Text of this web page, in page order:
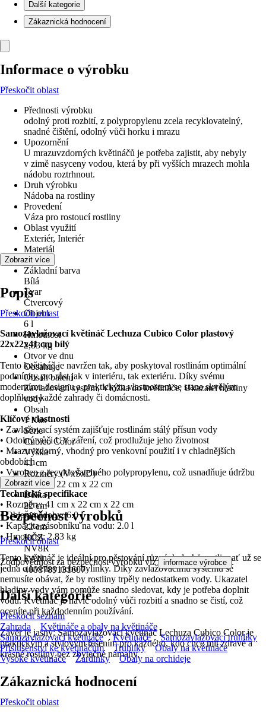
Další kategorie
Zákaznická hodnocení
Informace o výrobku
Přeskočit oblast
Přednosti výrobku
odolný proti rozbití, z polypropylenu zcela recyklovatelný,
snadné čištění, odolný vůči horku i mrazu
Upozornění
U mrazuvzdorných květináčů je potřeba zajistit, aby nebyly
v zimě nasyceny vodou, která by při vyšších mrazech mohla
nádobu roztrhnout.
Druh výrobku
Nádoba na rostliny
Provedení
Váza pro rostoucí rostliny
Oblast využití
Exteriér, Interiér
Materiál
Plast
Základní barva
Bílá
Tvar
Čtvercový
Objem
6 l
Hmotnost
2,83 kg
Otvor ve dnu
Obsahuje
Obsah balení
Zavlažovací systém, Vložka do květináče, Ukazatel hladiny
vody
Obsah
1 Kus
Série
Cubico Color
Výška
41 cm
Rozměry (VxŠxD)
41 cm x 22 cm x 22 cm
Délka
22 cm
Šířka
22 cm
KČZ
NV8R
EAN
4008789131607
Zobrazit více
Popis
Přeskočit oblast
Samozavlažovací květináč Lechuza Cubico Color plastový
22x22x41 cm bílý
Tento květináč je navržen tak, aby poskytoval rostlinám optimální
podmínky pro růst jak v interiéru, tak exteriéru. Díky svému
modernímu designu a praktickým vlastnostem se stane skvělým
doplňkem každé zahrady či domácnosti.
Klíčové vlastnosti
• Zavlažovací systém zajišťuje rostlinám stálý přísun vody
• Odolný vůči UV záření, což prodlužuje jeho životnost
• Mrazuvzdorný, vhodný pro venkovní použití i v chladnějších
obdobích
• Vyroben z recyklovatelného polypropylenu, což usnadňuje údržbu
Technická specifikace
• Rozměry: 41 cm x 22 cm x 22 cm
• Objem nádoby: 6.0 l
• Kapacita zásobníku na vodu: 2.0 l
• Hmotnost: 2.83 kg
Tento květináč je ideální pro pěstování různých druhů rostlin, ať už se
jedná o květiny nebo bylinky. Díky zavlažovacímu systému se
nemusíte obávat, že by rostliny trpěly nedostatkem vody. Ukazatel
hladiny vody vám pomůže snadno sledovat, kdy je potřeba doplnit
vodu. Květináč je navíc odolný vůči rozbití a snadno se čistí, což
oceníte při každodenním používání.
Závěr je jasný: Samozavlažovací květináč Lechuza Cubico Color je
praktickým a stylovým řešením pro každého, kdo chce mít zdravé a
krásné rostliny bez zbytečné námahy.
Zobrazit více
Bezpečnost výrobků
Přeskočit oblast
Zodpovědnost za bezpečnost výrobku viz informace výrobce .
Další kategorie
Přeskočit seznam
Zahrada
Květináče a obaly na květináče
Samozavlažovací květináče
Květináče
Samozavlažovací truhlíky
Příslušenství ke květináčům
Truhlíky
Obaly na květináče
Vysoké květináče
Žardinky Obaly na orchideje
Zákaznická hodnocení
Přeskočit oblast